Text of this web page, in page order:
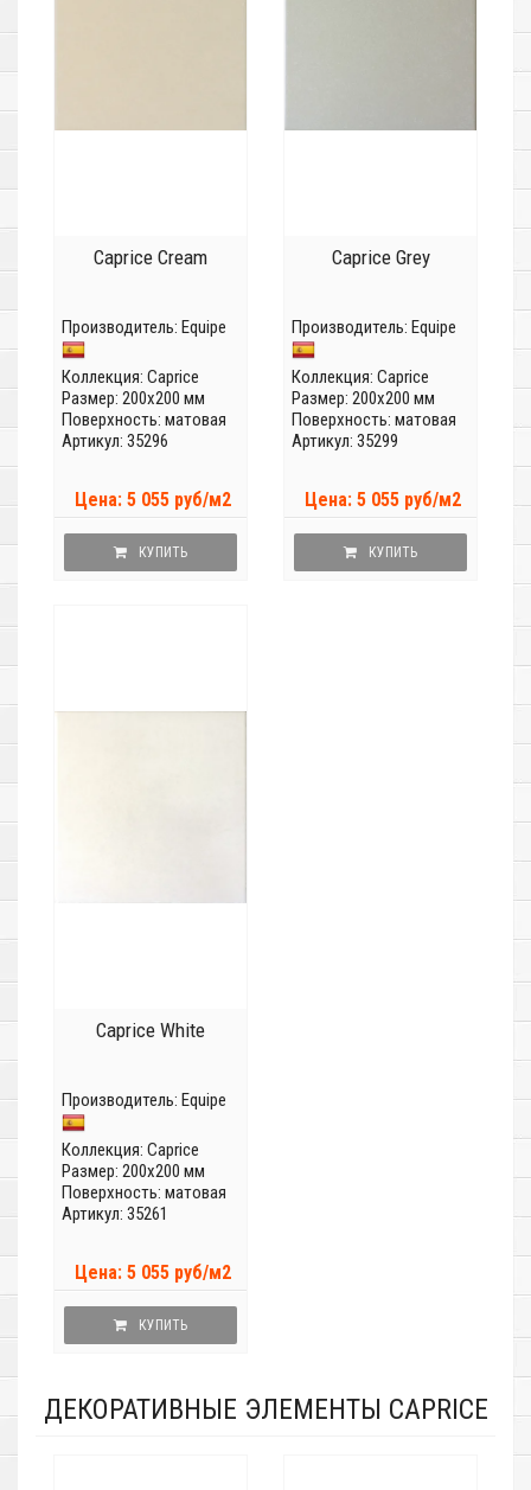
Caprice Cream
Производитель: Equipe
Коллекция: Caprice
Размер: 200x200 мм
Поверхность: матовая
Артикул: 35296
Цена: 5 055 руб/м2
КУПИТЬ
Caprice Grey
Производитель: Equipe
Коллекция: Caprice
Размер: 200x200 мм
Поверхность: матовая
Артикул: 35299
Цена: 5 055 руб/м2
КУПИТЬ
Caprice White
Производитель: Equipe
Коллекция: Caprice
Размер: 200x200 мм
Поверхность: матовая
Артикул: 35261
Цена: 5 055 руб/м2
КУПИТЬ
ДЕКОРАТИВНЫЕ ЭЛЕМЕНТЫ CAPRICE